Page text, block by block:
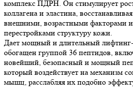
комплекс ПДРН. Он стимулирует
коллагена и эластина,
внешними, возрастными факторами
перестройками структуру кожи.
Дает мощный и длительный
обогащен группой 36 пептидов,
новейший, безопасный и мощный
который воздействует на механизм
мышц, расслабляя их подобно